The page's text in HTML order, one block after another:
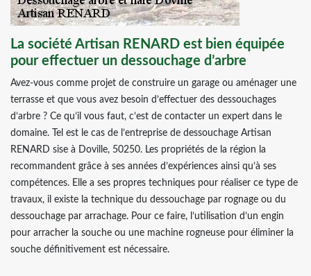
La société Artisan RENARD est bien équipée
pour effectuer un dessouchage d’arbre
Avez-vous comme projet de construire un garage ou aménager une
terrasse et que vous avez besoin d’effectuer des dessouchages
d’arbre ? Ce qu’il vous faut, c’est de contacter un expert dans le
domaine. Tel est le cas de l’entreprise de dessouchage Artisan
RENARD sise à Doville, 50250. Les propriétés de la région la
recommandent grâce à ses années d’expériences ainsi qu’à ses
compétences. Elle a ses propres techniques pour réaliser ce type de
travaux, il existe la technique du dessouchage par rognage ou du
dessouchage par arrachage. Pour ce faire, l’utilisation d’un engin
pour arracher la souche ou une machine rogneuse pour éliminer la
souche définitivement est nécessaire.